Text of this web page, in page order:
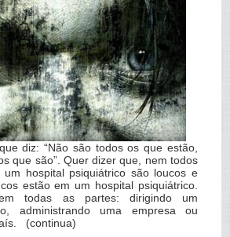
diz: “Não são todos os que estão,
que são”. Quer dizer que, nem todos
hospital psiquiátrico são loucos e
estão em um hospital psiquiátrico.
todas as partes: dirigindo um
administrando uma empresa ou
(continua)